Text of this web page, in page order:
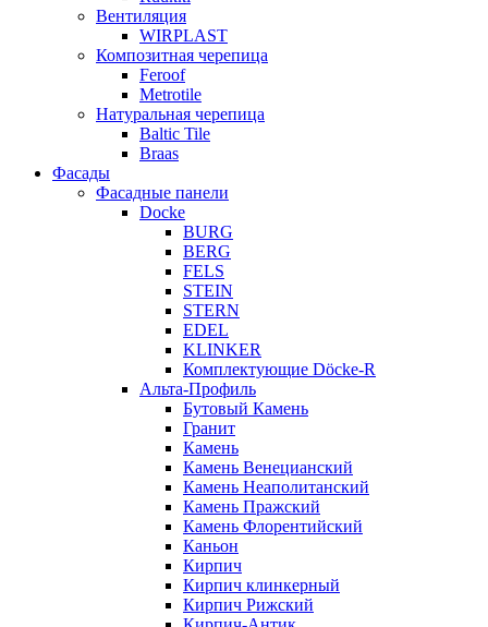
Вентиляция
WIRPLAST
Композитная черепица
Feroof
Metrotile
Натуральная черепица
Baltic Tile
Braas
Фасады
Фасадные панели
Docke
BURG
BERG
FELS
STEIN
STERN
EDEL
KLINKER
Комплектующие Döcke-R
Альта-Профиль
Бутовый Камень
Гранит
Камень
Камень Венецианский
Камень Неаполитанский
Камень Пражский
Камень Флорентийский
Каньон
Кирпич
Кирпич клинкерный
Кирпич Рижский